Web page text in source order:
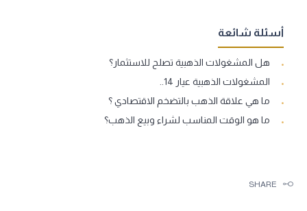
أسئلة شائعة
هل المشغولات الذهبية تصلح للاستثمار؟
المشغولات الذهبية عيار 14..
ما هي علاقة الذهب بالتضخم الاقتصادي ؟
ما هو الوقت المناسب لشراء وبيع الذهب؟
SHARE